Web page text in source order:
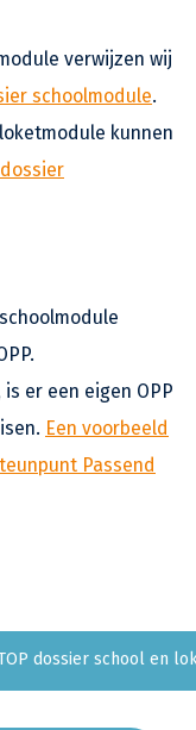
verwijzen wij
schoolmodule.
kunnen
er een eigen OPP
Een voorbeeld
Passend
dossier school en